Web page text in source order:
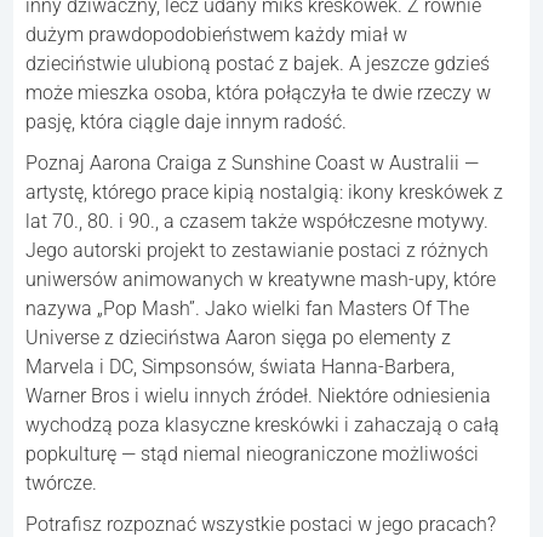
inny dziwaczny, lecz udany miks kreskówek. Z równie
dużym prawdopodobieństwem każdy miał w
dzieciństwie ulubioną postać z bajek. A jeszcze gdzieś
może mieszka osoba, która połączyła te dwie rzeczy w
pasję, która ciągle daje innym radość.
Poznaj Aarona Craiga z Sunshine Coast w Australii —
artystę, którego prace kipią nostalgią: ikony kreskówek z
lat 70., 80. i 90., a czasem także współczesne motywy.
Jego autorski projekt to zestawianie postaci z różnych
uniwersów animowanych w kreatywne mash-upy, które
nazywa „Pop Mash”. Jako wielki fan Masters Of The
Universe z dzieciństwa Aaron sięga po elementy z
Marvela i DC, Simpsonsów, świata Hanna-Barbera,
Warner Bros i wielu innych źródeł. Niektóre odniesienia
wychodzą poza klasyczne kreskówki i zahaczają o całą
popkulturę — stąd niemal nieograniczone możliwości
twórcze.
Potrafisz rozpoznać wszystkie postaci w jego pracach?